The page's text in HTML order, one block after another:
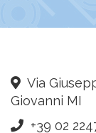
Via
Giovanni MI
+39 02